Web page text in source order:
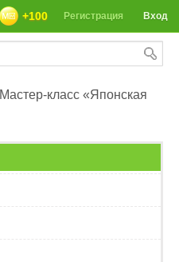
Вход
Регистрация
+100
Мастер-класс «Японская